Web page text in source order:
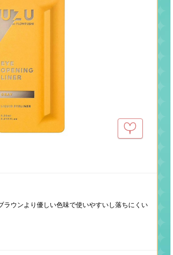
ウンより優しい色味で使いやすいし落ちにくい